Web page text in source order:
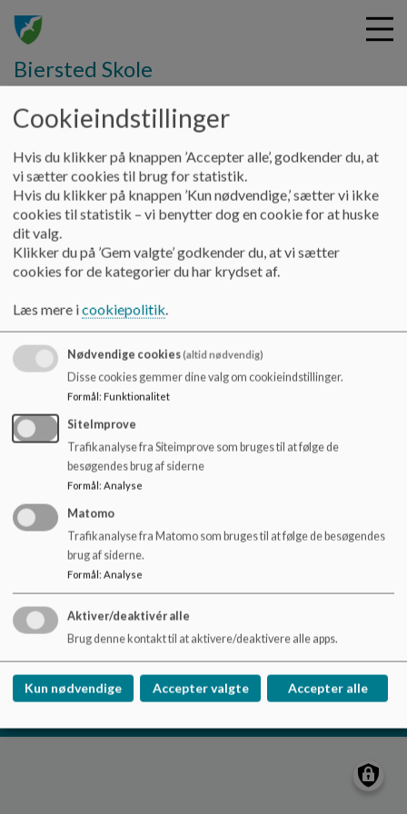
i
Biersted Skole
Hjem Vores skole
Det vi skal oplyse om
Med linket nedenfor kommer du/I direkte til skolens nøgletal
Se vores skole her
Biersted Skole
Idrætsvej 11, 9440 Aabybro
bierstedskole@jammerbugt.dk
+45 7257 8020
EAN NR. 5798003954059
Tilgængelighedserklæring
Sitemap
Cookie politik
Cookieindstillinger
Hvis du klikker på knappen ’Accepter alle’, godkender du, at
vi sætter cookies til brug for statistik.
Hvis du klikker på knappen ’Kun nødvendige,’ sætter vi ikke
cookies til statistik – vi benytter dog en cookie for at huske
dit valg.
Klikker du på ’Gem valgte’ godkender du, at vi sætter
cookies for de kategorier du har krydset af.
Læs mere icookiepolitik.
Nødvendige cookies(altid nødvendig)
Disse cookies gemmer dine valg om cookieindstillinger.
Formål: Funktionalitet
SiteImprove
Trafikanalyse fra Siteimprove som bruges til at følge de
besøgendes brug af siderne
Formål: Analyse
Matomo
Trafikanalyse fra Matomo som bruges til at følge de besøgendes
brug af siderne.
Formål: Analyse
Aktiver/deaktivér alle
Brug denne kontakt til at aktivere/deaktivere alle apps.
Kun nødvendige Accepter valgte Accepter alle